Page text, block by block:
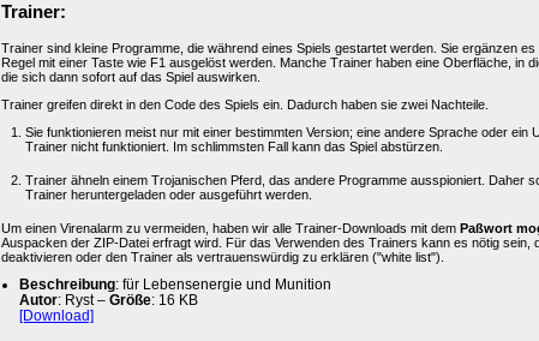
Trainer:
Trainer sind kleine Programme, die während eines Spiels gestartet werden. Sie ergänzen
Regel mit einer Taste wie F1 ausgelöst werden. Manche Trainer haben eine Oberfläche, in
die sich dann sofort auf das Spiel auswirken.
Trainer greifen direkt in den Code des Spiels ein. Dadurch haben sie zwei Nachteile.
Sie funktionieren meist nur mit einer bestimmten Version; eine andere Sprache oder ein
Trainer nicht funktioniert. Im schlimmsten Fall kann das Spiel abstürzen.
Trainer ähneln einem Trojanischen Pferd, das andere Programme ausspioniert. Daher
Trainer heruntergeladen oder ausgeführt werden.
Um einen Virenalarm zu vermeiden, haben wir alle Trainer-Downloads mit dem Paßwort
Auspacken der ZIP-Datei erfragt wird. Für das Verwenden des Trainers kann es nötig sein,
deaktivieren oder den Trainer als vertrauenswürdig zu erklären ("white list").
Beschreibung: für Lebensenergie und Munition
Autor: Ryst – Größe: 16 KB
[Download]